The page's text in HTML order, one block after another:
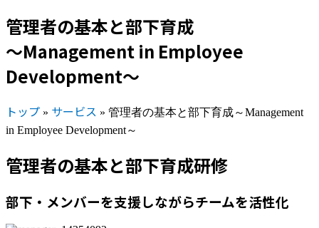
管理者の基本と部下育成
～Management in Employee
Development～
トップ » サービス » 管理者の基本と部下育成～Management
in Employee Development～
管理者の基本と部下育成研修
部下・メンバーを支援しながらチームを活性化